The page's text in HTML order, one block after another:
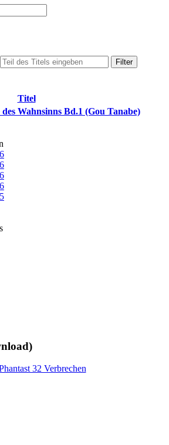
Filter
Titel
Wahnsinns Bd.1 (Gou Tanabe)